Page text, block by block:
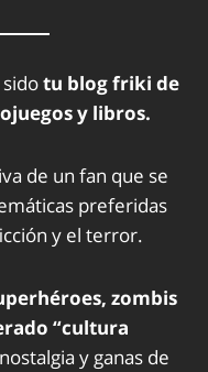
sidotu blog friki de
y libros.
de un fan que se
preferidas
y el terror.
zombis
“cultura
y ganas de